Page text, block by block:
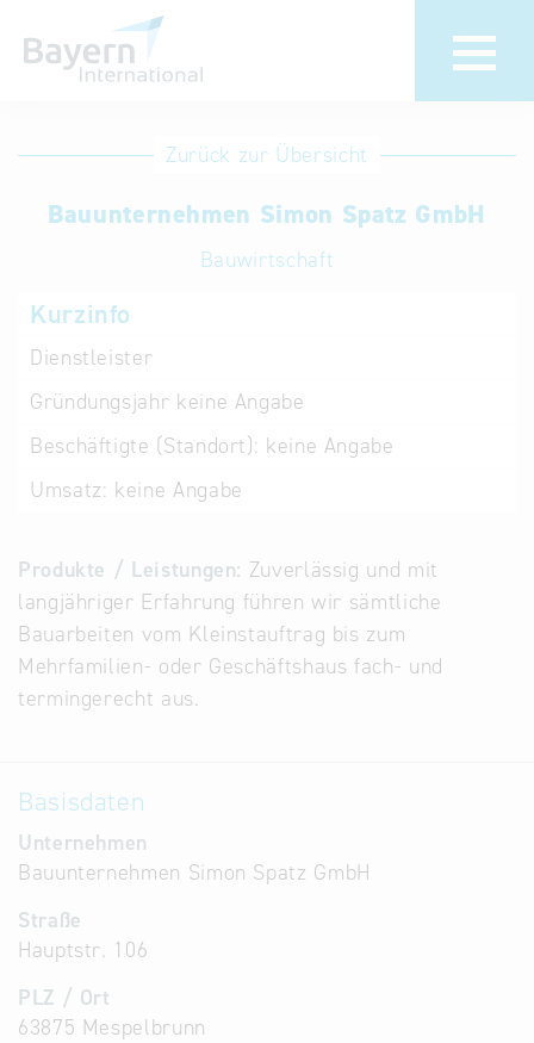
Anmeldung
Unternehmen
anmelden
Eintrag
löschen
Aktualisieren
Bavaria“
Datenbank
Alternative
Datenbanken
aus
Österreich
Zurück zur Übersicht
Bauunternehmen Simon Spatz GmbH
Bauwirtschaft
Kurzinfo
Dienstleister
Gründungsjahr keine Angabe
Beschäftigte (Standort): keine Angabe
Umsatz: keine Angabe
Produkte / Leistungen: Zuverlässig und mit
langjähriger Erfahrung führen wir sämtliche
Bauarbeiten vom Kleinstauftrag bis zum
Mehrfamilien- oder Geschäftshaus fach- und
termingerecht aus.
Basisdaten
Unternehmen
Bauunternehmen Simon Spatz GmbH
Straße
Hauptstr. 106
PLZ / Ort
63875 Mespelbrunn